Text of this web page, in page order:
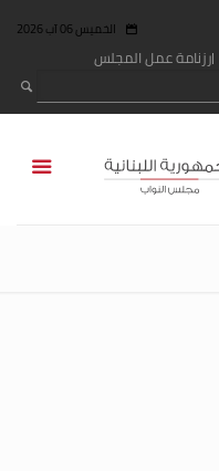
الخميس 06 آب 2026
رزنامة عمل المجلس